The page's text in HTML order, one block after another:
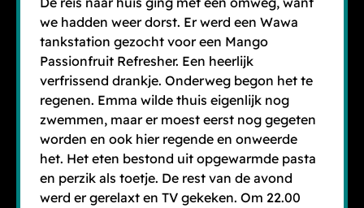
we hadden weer dorst. Er werd een Wawa
tankstation gezocht voor een Mango
Passionfruit Refresher. Een heerlijk
verfrissend drankje. Onderweg begon het te
regenen. Emma wilde thuis eigenlijk nog
zwemmen, maar er moest eerst nog gegeten
worden en ook hier regende en onweerde
het. Het eten bestond uit opgewarmde pasta
en perzik als toetje. De rest van de avond
werd er gerelaxt en TV gekeken. Om 22.00